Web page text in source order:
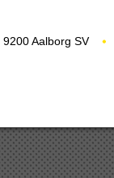
9200 Aalborg SV